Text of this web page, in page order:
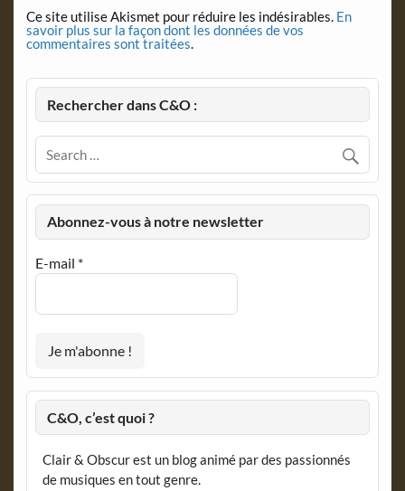
Ce site utilise Akismet pour réduire les indésirables. En
savoir plus sur la façon dont les données de vos
commentaires sont traitées
Rechercher dans C&O :
Abonnez-vous à notre newsletter
E-mail *
C&O, c’est quoi ?
Clair & Obscur est un blog animé par des passionnés
de musiques en tout genre.